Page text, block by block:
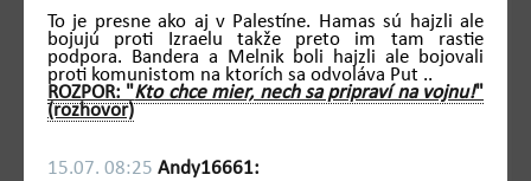
To je presne ako aj v Palestíne. Hamas sú hajzli ale
bojujú proti Izraelu takže preto im tam rastie
podpora. Bandera a Melnik boli hajzli ale bojovali
proti komunistom na ktorích sa odvoláva Put ..
ROZPOR: "Kto chce mier, nech sa pripraví na vojnu!"
(rozhovor)
15.07. 08:25 Andy16661: